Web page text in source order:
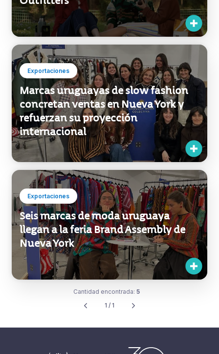
Exportaciones
De Montevideo a Nueva York: la
moda uruguaya llega al HQ de Urban
Outfitters
Exportaciones
Marcas uruguayas de slow fashion
concretan ventas en Nueva York y
refuerzan su proyección
internacional
Exportaciones
Seis marcas de moda uruguaya
llegan a la feria Brand Assembly de
Cantidad encontrada:5